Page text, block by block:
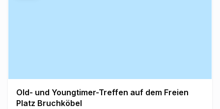
Old- und Youngtimer-Treffen auf dem Freien
Platz Bruchköbel